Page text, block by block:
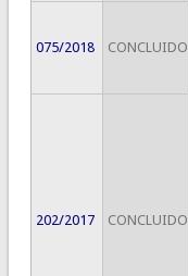
075/2018 CONCLUIDO
202/2017 CONCLUIDO